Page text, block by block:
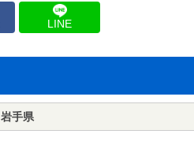
LINE
岩手県